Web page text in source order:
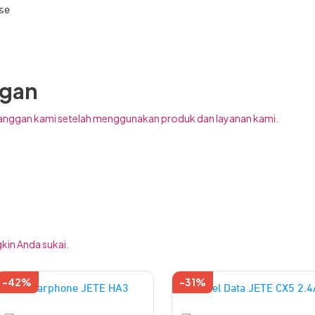
MODE PLUG AND PLAY YANG PRAKTIS
kami setelah menggunakan produk dan layanan kami.
Anda sukai.
-42%
Produk
-31%
Produk